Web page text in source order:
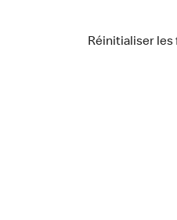
Réinitialiser les